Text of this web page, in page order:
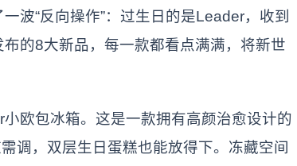
“反向操作”：过生日的是Leader，收到
的8大新品，每一款都看点满满，将新世
包冰箱。这是一款拥有高颜治愈设计的
调，双层生日蛋糕也能放得下。冻藏空间